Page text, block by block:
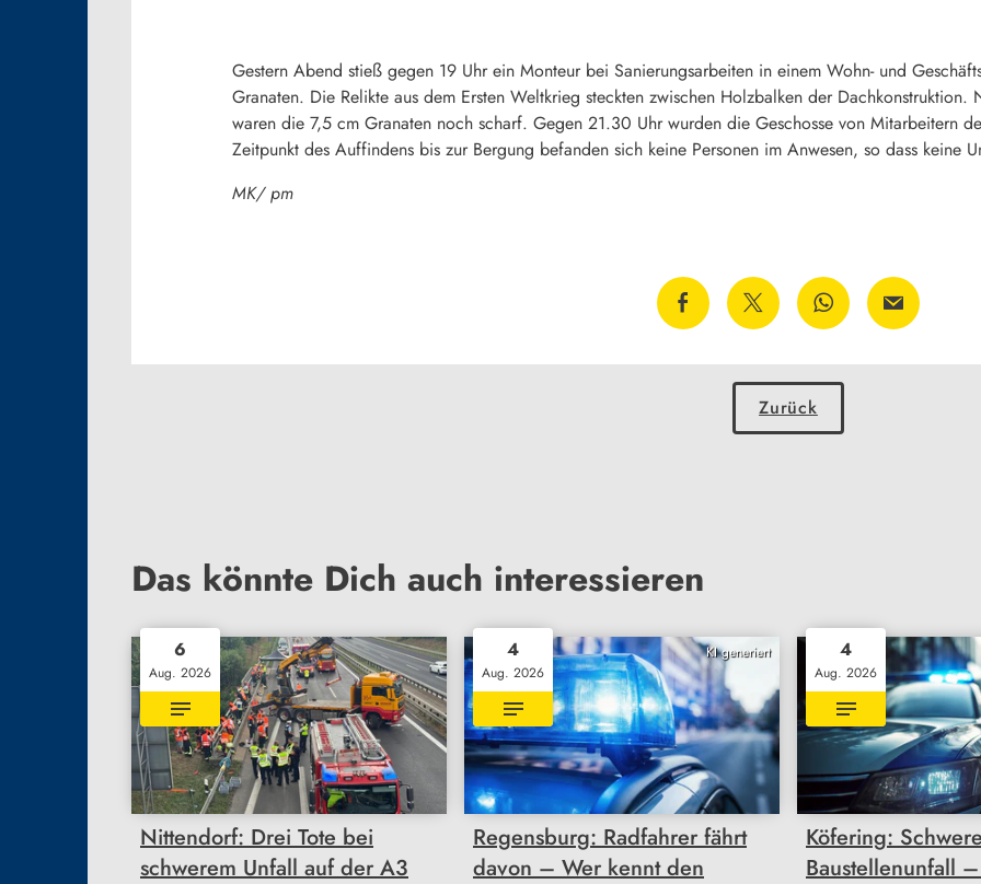
Gestern Abend stieß gegen 19 Uhr ein Monteur bei Sanierungsarbeiten in einem Wohn- und
Granaten. Die Relikte aus dem Ersten Weltkrieg steckten zwischen Holzbalken der Dachkonstruktion.
waren die 7,5 cm Granaten noch scharf. Gegen 21.30 Uhr wurden die Geschosse von Mitarbeitern
Zeitpunkt des Auffindens bis zur Bergung befanden sich keine Personen im Anwesen, so dass keine
MK/ pm
Zurück
Das könnte Dich auch interessieren
6
Aug. 2026
Nittendorf: Drei Tote bei
schwerem Unfall auf der A3
KI generiert
4
Aug. 2026
Regensburg: Radfahrer fährt
davon – Wer kennt den
4
Aug. 2026
Köfering:
Baustellenunfall